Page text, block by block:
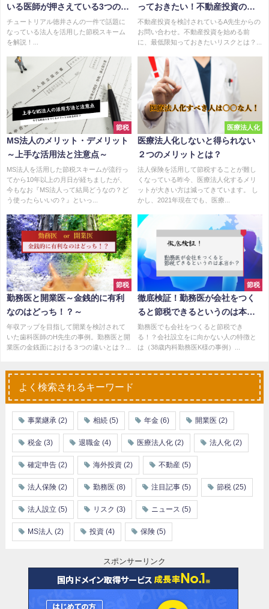
いる医師が押さえている3つのポ
イント
チュートリアル徳井さんの一件で話題に
なっている法人を活用した節税スキーム
を解説！...
っておきたい！不動産投資のリ
スクとは？
不動産投資を検討されているA先生からの
お問い合わせ。不動産投資を始める前
に、最低限知っておきたいリスクとは？...
節税
MS法人のメリット・デメリット
～上手な活用法と注意点～
MS法人を活用した節税スキームが流行っ
てから10年以上の月日が経ちましたが、
今もなお『MS法人って結局どうなの？ど
う使ったらいいの？』といっ...
医療法人化
医療法人化しないと得られない
２つのメリットとは？
法人保険を活用して節税することが難し
くなっている昨今、医療法人化するメリ
ットが大きい方は減ってきています。 し
かし、2021年現在でも、医療...
節税
勤務医と開業医～金銭的に有利
なのはどっち！？～
年収アップを目指して開業を検討されて
いた歯科医師のH先生の事例。勤務医と開
業医の金銭面における３つの違いとは？...
節税
徹底検証！勤務医が会社をつく
ると節税できるというのは本当
か？
勤務医でも会社をつくると節税でき
る！？会社設立をに向かない人の特徴と
は（38歳内科勤務医K様の事例）...
よく検索されるキーワード
事業継承 (2) 相続 (5) 年金 (6) 開業医 (2)
税金 (3) 退職金 (4) 医療法人化 (2) 法人化 (2)
確定申告 (2) 海外投資 (2) 不動産 (5)
法人保険 (2) 勤務医 (8) 注目記事 (5) 節税 (25)
法人設立 (5) リスク (3) ニュース (5)
MS法人 (2) 投資 (4) 保険 (5)
スポンサーリンク